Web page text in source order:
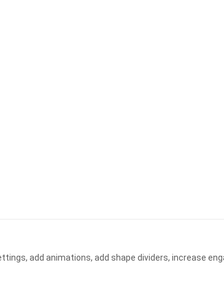
add animations, add shape dividers, increase